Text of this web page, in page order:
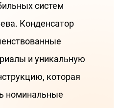
систем
Конденсатор
и уникальную
которая
номинальные